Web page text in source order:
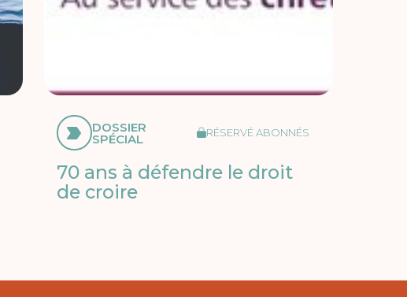
DOSSIER
SPÉCIAL RÉSERVÉ ABONNÉS
70 ans à défendre le droit
de croire